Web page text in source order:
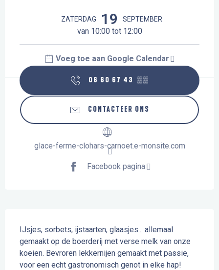
ZATERDAG 19 SEPTEMBER
van 10:00 tot 12:00
Voeg toe aan Google Calendar
06 60 67 43 ▒▒
CONTACTEER ONS
glace-ferme-clohars-carnoet.e-monsite.com
Facebook pagina
IJsjes, sorbets, ijstaarten, glaasjes... allemaal
gemaakt op de boerderij met verse melk van onze
koeien. Bevroren lekkernijen gemaakt met passie,
voor een echt gastronomisch genot in elke hap!